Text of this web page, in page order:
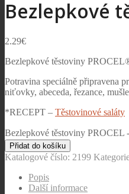
Bezlepkové
2.29€
Bezlepkové těstoviny
Potravina speciálně připravena
niťovky, abeceda, řezance,
*RECEPT – Těstovinové saláty
Bezlepkové těstoviny PROCEL
Přidat do košíku
Katalogové číslo: 2199
Popis
Další informace